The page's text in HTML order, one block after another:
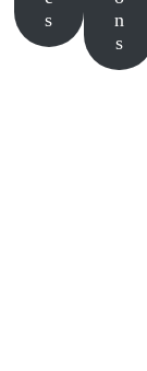
s
n
s